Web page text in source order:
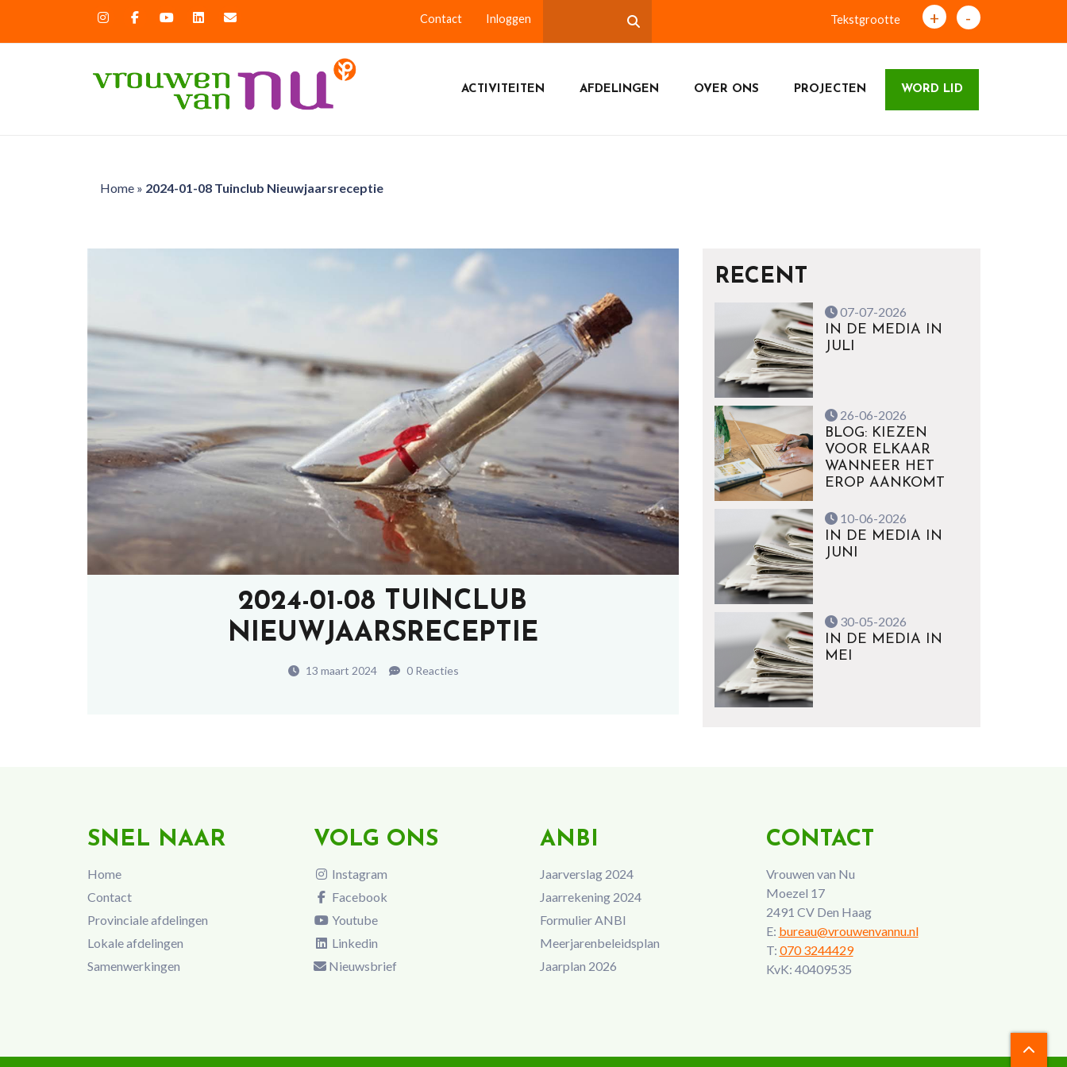
Contact Inloggen Tekstgrootte + -
ACTIVITEITEN AFDELINGEN OVER ONS PROJECTEN WORD LID
Home» 2024-01-08 Tuinclub Nieuwjaarsreceptie
2024-01-08 TUINCLUB
NIEUWJAARSRECEPTIE
13 maart 2024 0 Reacties
RECENT
07-07-2026
IN DE MEDIA IN
JULI
26-06-2026
BLOG: KIEZEN
VOOR ELKAAR
WANNEER HET
EROP AANKOMT
10-06-2026
IN DE MEDIA IN
JUNI
30-05-2026
IN DE MEDIA IN
MEI
SNEL NAAR
Home
Contact
Provinciale afdelingen
Lokale afdelingen
Samenwerkingen
VOLG ONS
Instagram
Facebook
Youtube
Linkedin
Nieuwsbrief
ANBI
Jaarverslag 2024
Jaarrekening 2024
Formulier ANBI
Meerjarenbeleidsplan
Jaarplan 2026
CONTACT
Vrouwen van Nu
Moezel 17
2491 CV Den Haag
E: bureau@vrouwenvannu.nl
T: 070 3244429
KvK: 40409535